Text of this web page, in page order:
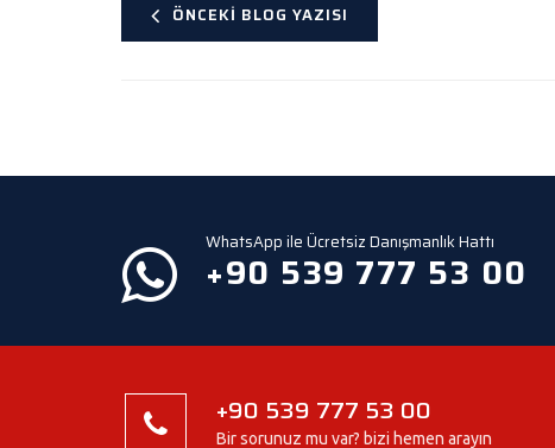
ÖNCEKI BLOG YAZISI
WhatsApp ile Ücretsiz Danışmanlık Hattı
+90 539 777 53 00
+90 539 777 53 00
Bir sorunuz mu var? bizi hemen arayın